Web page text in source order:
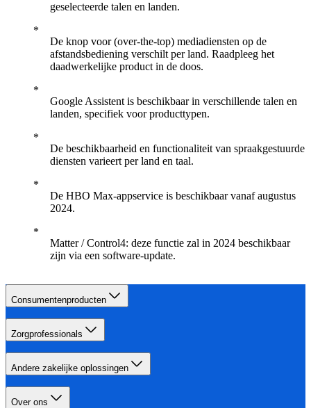
geselecteerde talen en landen.
De knop voor (over-the-top) mediadiensten op de
afstandsbediening verschilt per land. Raadpleeg het
daadwerkelijke product in de doos.
Google Assistent is beschikbaar in verschillende talen en
landen, specifiek voor producttypen.
De beschikbaarheid en functionaliteit van spraakgestuurde
diensten varieert per land en taal.
De HBO Max-appservice is beschikbaar vanaf augustus
2024.
Matter / Control4: deze functie zal in 2024 beschikbaar
zijn via een software-update.
Consumentenproducten
Zorgprofessionals
Andere zakelijke oplossingen
Over ons